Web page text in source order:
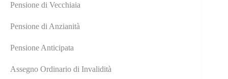
Pensione di Vecchiaia
Pensione di Anzianità
Pensione Anticipata
Assegno Ordinario di Invalidità